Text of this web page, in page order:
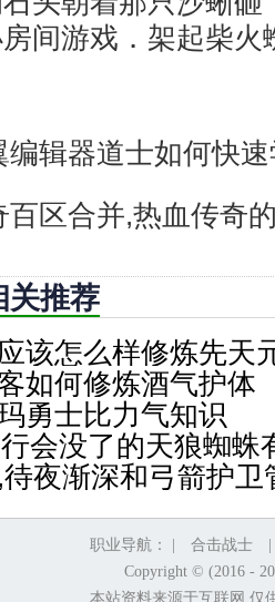
间游戏．架起柴火
编辑器道士如何快
百区合并,热血传奇
关推荐
该怎么样修炼先天
如何修炼酒气护体
勇士比力气知识
会没了的天狼蜘蛛
夜渐深和弓箭护卫
职业导航： | 合击战士
Copyright © (2016 -
本站资料来源于互联网,仅